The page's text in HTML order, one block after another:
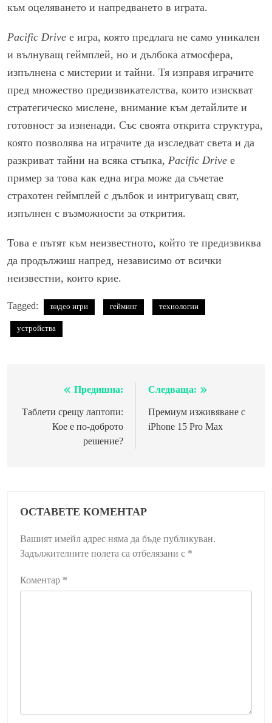
към оцеляването и напредването в играта.
Pacific Drive е игра, която предлага не само уникален
и вълнуващ геймплей, но и дълбока атмосфера,
изпълнена с мистерии и тайни. Тя изправя играчите
пред множество предизвикателства, които изискват
стратегическо мислене, внимание към детайлите и
готовност за изненади. Със своята открита структура,
която позволява на играчите да изследват света и да
разкриват тайни на всяка стъпка, Pacific Drive е
пример за това как една игра може да съчетае
страхотен геймплей с дълбок и интригуващ свят,
изпълнен с възможности за открития.
Това е пътят към неизвестното, който те предизвиква
да продължиш напред, независимо от всички
неизвестни, които крие.
Tagged: видео игри гейминг технологии
устройства
НавигацияПредишна:
Таблети срещу лаптопи:
Кое е по-доброто
решение?
Следваща:
Премиум изживяване с
iPhone 15 Pro Max
ОСТАВЕТЕ КОМЕНТАР
Вашият имейл адрес няма да бъде публикуван.
Задължителните полета са отбелязани с *
Коментар *